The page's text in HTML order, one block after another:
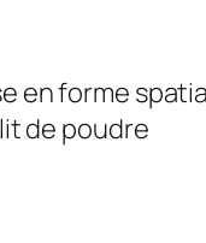
en forme
de poudre